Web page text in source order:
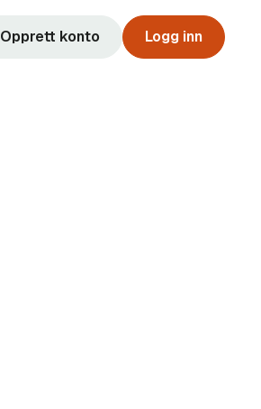
Opprett konto Logg inn